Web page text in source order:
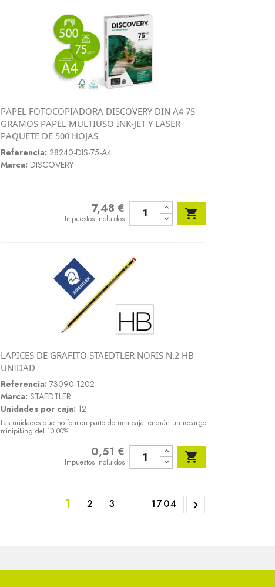
Vista rápida
PAPEL FOTOCOPIADORA DISCOVERY DIN A4 75
GRAMOS PAPEL MULTIUSO INK-JET Y LASER
PAQUETE DE 500 HOJAS
Referencia: 28240-DIS-75-A4
Marca: DISCOVERY
7,48 €
Impuestos incluidos 
LAPICES DE GRAFITO STAEDTLER NORIS N.2 HB
UNIDAD
Referencia: 73090-1202
Marca: STAEDTLER
Unidades por caja: 12
Las unidades que no formen parte de una caja tendrán un recargo
minipiking del 10.00%
0,51 €
Impuestos incluidos 
1 2 3 1704 